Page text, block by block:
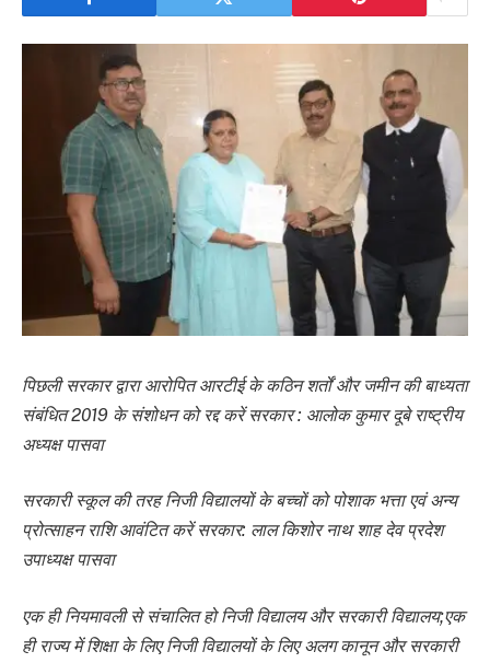
पिछली सरकार द्वारा आरोपित आरटीई के कठिन शर्तों और जमीन की बाध्यता
संबंधित 2019 के संशोधन को रद्द करें सरकार : आलोक कुमार दूबे राष्ट्रीय
अध्यक्ष पासवा
सरकारी स्कूल की तरह निजी विद्यालयों के बच्चों को पोशाक भत्ता एवं अन्य
प्रोत्साहन राशि आवंटित करें सरकार: लाल किशोर नाथ शाह देव प्रदेश
उपाध्यक्ष पासवा
एक ही नियमावली से संचालित हो निजी विद्यालय और सरकारी विद्यालय;एक
ही राज्य में शिक्षा के लिए निजी विद्यालयों के लिए अलग कानून और सरकारी